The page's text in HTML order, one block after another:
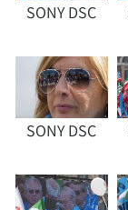
SONY DSC
SONY DSC